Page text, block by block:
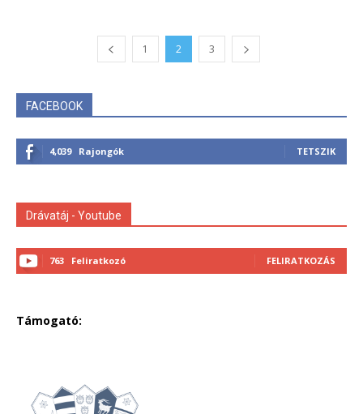
1 2 3
FACEBOOK
4,039 Rajongók TETSZIK
Drávatáj - Youtube
763 Feliratkozó FELIRATKOZÁS
Támogató: